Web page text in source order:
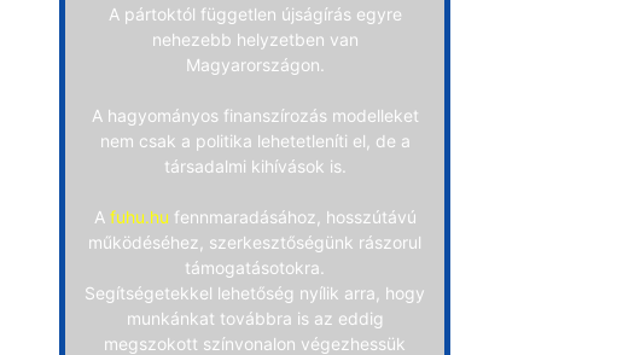
A pártoktól független újságírás egyre
nehezebb helyzetben van
Magyarországon.
A hagyományos finanszírozás modelleket
nem csak a politika lehetetleníti el, de a
társadalmi kihívások is.
A fuhu.hu fennmaradásához, hosszútávú
működéséhez, szerkesztőségünk rászorul
támogatásotokra.
Segítségetekkel lehetőség nyílik arra, hogy
munkánkat továbbra is az eddig
megszokott színvonalon végezhessük